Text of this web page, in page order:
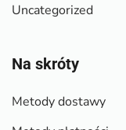
Uncategorized
Na skróty
Metody dostawy